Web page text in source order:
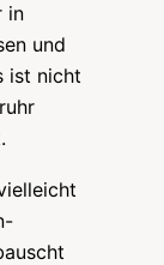
in
und
ist nicht